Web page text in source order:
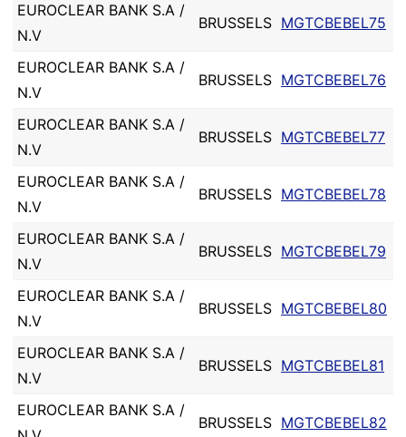
EUROCLEAR BANK S.A /
N.V
BRUSSELS MGTCBEBEL75
EUROCLEAR BANK S.A /
N.V
BRUSSELS MGTCBEBEL76
EUROCLEAR BANK S.A /
N.V
BRUSSELS MGTCBEBEL77
EUROCLEAR BANK S.A /
N.V
BRUSSELS MGTCBEBEL78
EUROCLEAR BANK S.A /
N.V
BRUSSELS MGTCBEBEL79
EUROCLEAR BANK S.A /
N.V
BRUSSELS MGTCBEBEL80
EUROCLEAR BANK S.A /
N.V
BRUSSELS MGTCBEBEL81
EUROCLEAR BANK S.A /
BRUSSELS MGTCBEBEL82